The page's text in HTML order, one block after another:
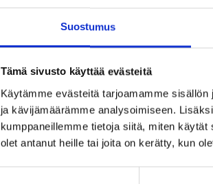
Suostumus
Tämä sivusto käyttää evästeitä
Käytämme evästeitä tarjoamamme
ja kävijämäärämme analysoimiseen.
kumppaneillemme tietoja siitä, miten
olet antanut heille tai joita on kerätty, kun
ETUSIVU (ENGLISH)